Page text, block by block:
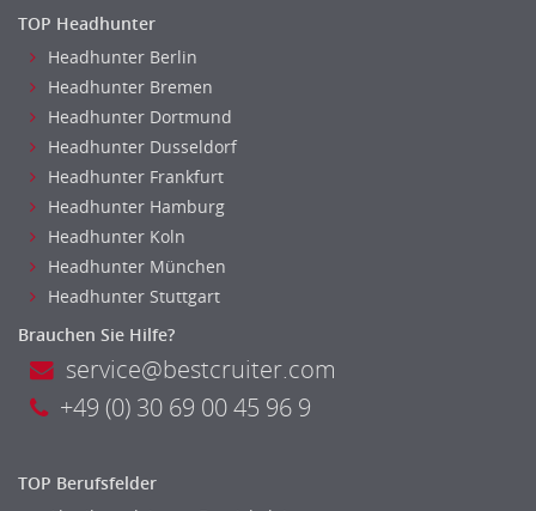
TOP Headhunter
Headhunter Berlin
Headhunter Bremen
Headhunter Dortmund
Headhunter Dusseldorf
Headhunter Frankfurt
Headhunter Hamburg
Headhunter Koln
Headhunter München
Headhunter Stuttgart
Brauchen Sie Hilfe?
service@bestcruiter.com
+49 (0) 30 69 00 45 96 9
TOP Berufsfelder